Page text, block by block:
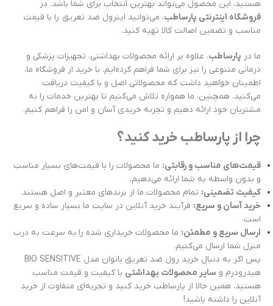
هستید، این محصول می‌تواند بهترین انتخاب برای شما باشد. در
فروشگاه اینترنتی پارساطب، می‌توانید اینرول ضد تعریق را با قیمت
مناسب و تضمین اصالت کالا تهیه کنید.
ما در پارساطب، علاوه بر ارائه محصولات بهداشتی، تجهیزات پزشکی و
درمانی متنوعی را نیز برای شما فراهم کرده‌ایم. با خرید از فروشگاه ما،
اطمینان خواهید داشت که محصولاتی اصل و با کیفیت دریافت
می‌کنید. همچنین، ما همواره تلاش می‌کنیم تا بهترین خدمات را به
مشتریان خود ارائه دهیم و تجربه خریدی آسان و امن را فراهم کنیم.
چرا از پارساطب خرید کنید؟
قیمت‌های مناسب و رقابتی: ما محصولات را با قیمت‌های بسیار مناسب
و بدون واسطه به شما ارائه می‌دهیم.
کیفیت تضمینی: تمام محصولات ما از برندهای معتبر و اصل هستند.
خرید آسان و سریع: فرآیند خرید آنلاین در سایت ما بسیار ساده و سریع
است.
ارسال سریع و مطمئن: ما محصولات خریداری شده را به سرعت به درب
منزل شما ارسال می‌کنیم.
هیدرودرم و سایر محصولات بهداشتی با کیفیت و قیمت مناسب
هستید، همین حالا از پارساطب خرید کنید و تجربه‌ای متفاوت از خرید
آنلاین را داشته باشید!